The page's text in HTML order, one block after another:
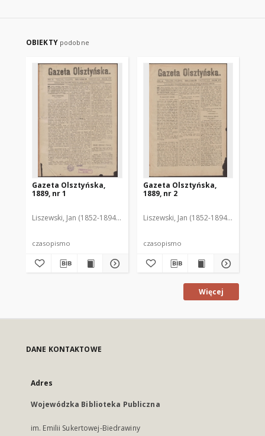
OBIEKTY podobne
Gazeta Olsztyńska,
1889, nr 1
Liszewski, Jan (1852-1894). Red.
czasopismo
Gazeta Olsztyńska,
1889, nr 2
Liszewski, Jan (1852-1894). Red.
czasopismo
Więcej
DANE KONTAKTOWE
Adres
Wojewódzka Biblioteka Publiczna
im. Emilii Sukertowej-Biedrawiny